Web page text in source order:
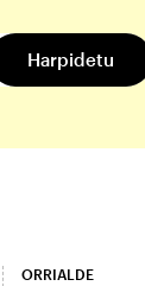
ORRIALDE